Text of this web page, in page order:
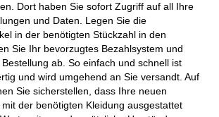
Dort haben Sie sofort Zugriff auf all Ihre
und Daten. Legen Sie die
in der benötigten Stückzahl in den
Sie Ihr bevorzugtes Bezahlsystem und
ab. So einfach und schnell ist
und wird umgehend an Sie versandt. Auf
Sie sicherstellen, dass Ihre neuen
der benötigten Kleidung ausgestattet